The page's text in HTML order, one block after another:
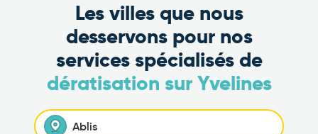
Les villes que nous
desservons pour nos
services spécialisés de
dératisation sur Yvelines
Ablis